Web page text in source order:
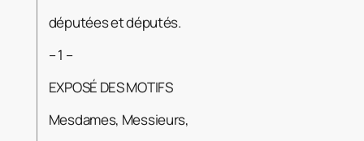
députées et députés.
– 1 –
EXPOSÉ DES MOTIFS
Mesdames, Messieurs,